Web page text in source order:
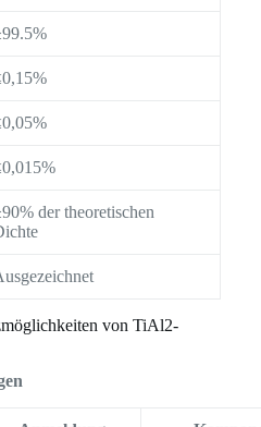
der theoretischen
von TiAl2-